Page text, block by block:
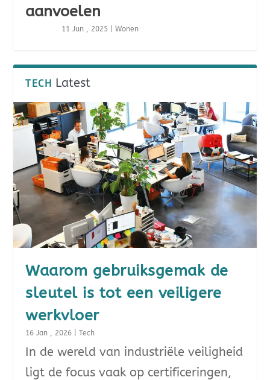
aanvoelen
11 Jun , 2025 |Wonen
TECH Latest
Waarom gebruiksgemak de
sleutel is tot een veiligere
werkvloer
16 Jan , 2026 |Tech
In de wereld van industriële veiligheid
ligt de focus vaak op certificeringen,